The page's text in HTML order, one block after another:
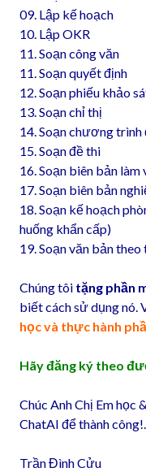
09. Lập kế hoạch
10. Lập OKR
11. Soạn công văn
11. Soạn quyết định
12. Soạn phiếu khảo
13. Soạn chỉ thị
14. Soạn chương trình
15. Soạn đề thi
16. Soạn biên bản làm
17. Soạn biên bản
18. Soạn kế hoạch
huống khẩn cấp)
19. Soạn văn bản
Chúng tôi tặng phần
biết cách sử dụng nó.
học và thực hành
Hãy đăng ký theo
Chúc Anh Chị Em học
ChatAI để thành công!.
Trần Đình Cửu